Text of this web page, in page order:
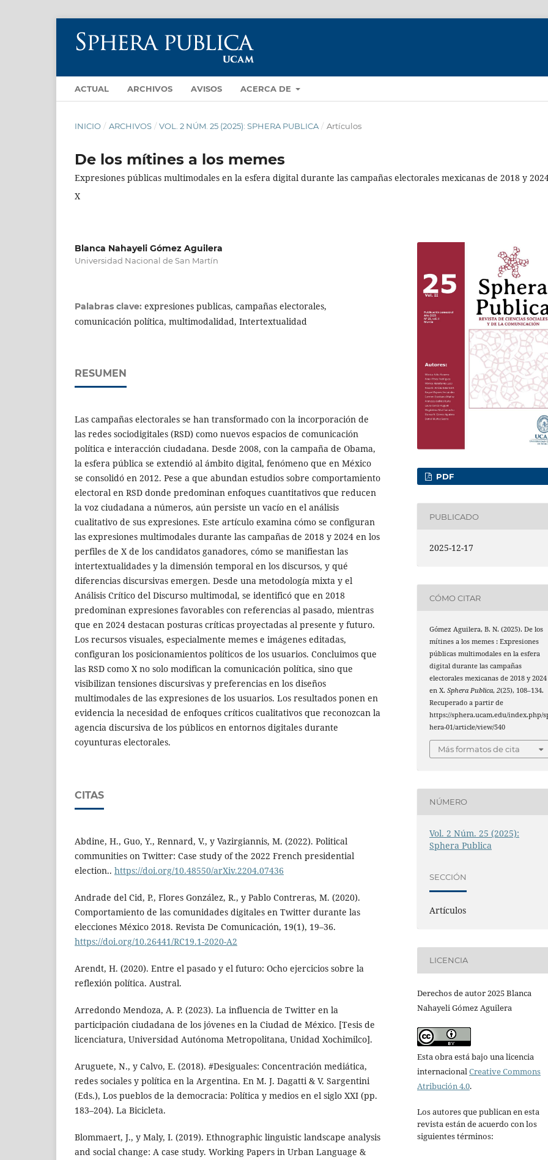
ACTUAL ARCHIVOS AVISOS ACERCA DE
INICIO / ARCHIVOS / VOL. 2 NÚM. 25 (2025): SPHERA PUBLICA / Artículos
De los mítines a los memes
Expresiones públicas multimodales en la esfera digital durante las campañas electorales mexicanas de 2018 y
X
Blanca Nahayeli Gómez Aguilera
Universidad Nacional de San Martín
Palabras clave: expresiones publicas, campañas electorales,
comunicación política, multimodalidad, Intertextualidad
RESUMEN
Las campañas electorales se han transformado con la incorporación de
las redes sociodigitales (RSD) como nuevos espacios de comunicación
política e interacción ciudadana. Desde 2008, con la campaña de Obama,
la esfera pública se extendió al ámbito digital, fenómeno que en México
se consolidó en 2012. Pese a que abundan estudios sobre comportamiento
electoral en RSD donde predominan enfoques cuantitativos que reducen
la voz ciudadana a números, aún persiste un vacío en el análisis
cualitativo de sus expresiones. Este artículo examina cómo se configuran
las expresiones multimodales durante las campañas de 2018 y 2024 en los
perfiles de X de los candidatos ganadores, cómo se manifiestan las
intertextualidades y la dimensión temporal en los discursos, y qué
diferencias discursivas emergen. Desde una metodología mixta y el
Análisis Crítico del Discurso multimodal, se identificó que en 2018
predominan expresiones favorables con referencias al pasado, mientras
que en 2024 destacan posturas críticas proyectadas al presente y futuro.
Los recursos visuales, especialmente memes e imágenes editadas,
configuran los posicionamientos políticos de los usuarios. Concluimos que
las RSD como X no solo modifican la comunicación política, sino que
visibilizan tensiones discursivas y preferencias en los diseños
multimodales de las expresiones de los usuarios. Los resultados ponen en
evidencia la necesidad de enfoques críticos cualitativos que reconozcan la
agencia discursiva de los públicos en entornos digitales durante
coyunturas electorales.
CITAS
Abdine, H., Guo, Y., Rennard, V., y Vazirgiannis, M. (2022). Political
communities on Twitter: Case study of the 2022 French presidential
election.. https://doi.org/10.48550/arXiv.2204.07436
Andrade del Cid, P., Flores González, R., y Pablo Contreras, M. (2020).
Comportamiento de las comunidades digitales en Twitter durante las
elecciones México 2018. Revista De Comunicación, 19(1), 19–36.
https://doi.org/10.26441/RC19.1-2020-A2
Arendt, H. (2020). Entre el pasado y el futuro: Ocho ejercicios sobre la
reflexión política. Austral.
Arredondo Mendoza, A. P. (2023). La influencia de Twitter en la
participación ciudadana de los jóvenes en la Ciudad de México. [Tesis de
licenciatura, Universidad Autónoma Metropolitana, Unidad Xochimilco].
Aruguete, N., y Calvo, E. (2018). #Desiguales: Concentración mediática,
redes sociales y política en la Argentina. En M. J. Dagatti & V. Sargentini
(Eds.), Los pueblos de la democracia: Política y medios en el siglo XXI (pp.
183–204). La Bicicleta.
Blommaert, J., y Maly, I. (2019). Ethnographic linguistic landscape analysis
and social change: A case study. Working Papers in Urban Language &
PDF
PUBLICADO
2025-12-17
CÓMO CITAR
Gómez Aguilera, B. N. (2025). De los
mítines a los memes : Expresiones
públicas multimodales en la esfera
digital durante las campañas
electorales mexicanas de 2018 y 2024
en X.Sphera Publica,2(25), 108–134.
Recuperado a partir de
https://sphera.ucam.edu/index.php/
hera-01/article/view/540
Más formatos de cita
NÚMERO
Vol. 2 Núm. 25 (2025):
Sphera Publica
SECCIÓN
Artículos
LICENCIA
Derechos de autor 2025 Blanca
Nahayeli Gómez Aguilera
Esta obra está bajo una licencia
internacionalCreative Commons
Atribución 4.0.
Los autores que publican en esta
revista están de acuerdo con los
siguientes términos: